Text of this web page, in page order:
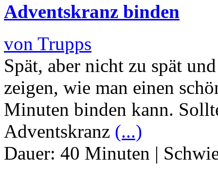
Adventskranz binden
von Trupps
Spät, aber nicht zu spät
zeigen, wie man einen
Minuten binden kann.
Adventskranz (...)
Dauer: 40 Minuten |